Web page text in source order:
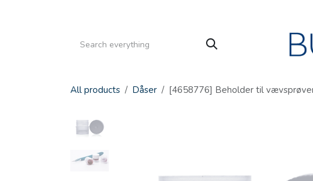
All products Dåser [4658776] Beholder til